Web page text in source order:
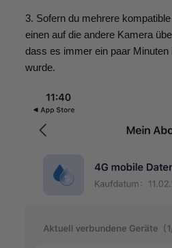
3. Sofern du mehrere
einen auf die andere Kamera
dass es immer ein paar
wurde.